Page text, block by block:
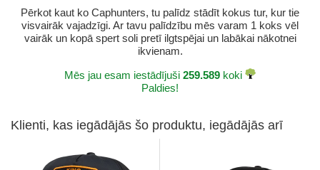
Pērkot kaut ko Caphunters, tu palīdz stādīt kokus tur, kur tie
visvairāk vajadzīgi. Ar tavu palīdzību mēs varam 1 koks vēl
vairāk un kopā spert soli pretī ilgtspējai un labākai nākotnei
ikvienam.
Mēs jau esam iestādījuši 259.589 koki
Paldies!
Klienti, kas iegādājās šo produktu, iegādājās arī